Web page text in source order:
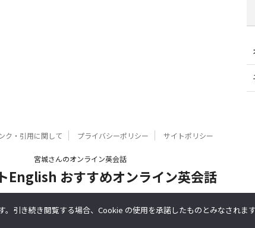
ク・引用に関して プライバシーポリシー サイトポリシー
宮城さんのオンライン英会話
English おすすめオンライン英会話
マイベストEnglish おすすめオンライン英会話
引き続き閲覧する場合、Cookie の使用を承諾したものとみなされます